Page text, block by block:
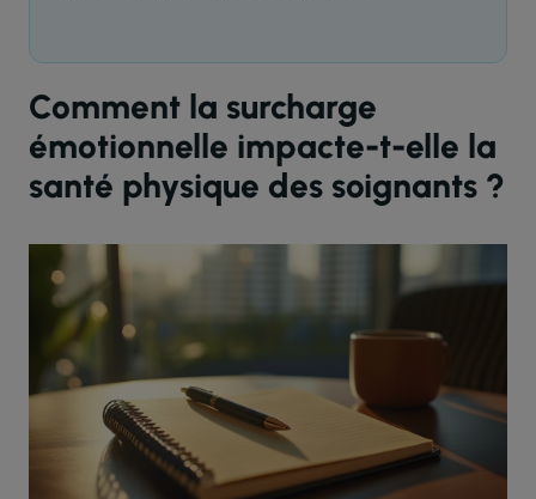
Comment la surcharge
émotionnelle impacte-t-elle la
santé physique des soignants ?